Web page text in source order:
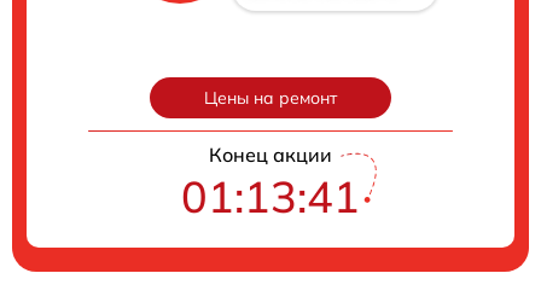
Цены на ремонт
Конец акции
01:13:40